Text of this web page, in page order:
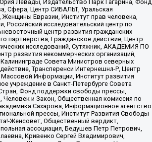
Левады, Издательство Парк Гагарина, Фонд
Сфера, Центр СИБАЛЬТ, Уральская
Женщины Евразии, Институт прав человека,
Российский исследовательский центр по
центр развития гражданских
партнерства, Гражданское действие, Центр
исследований, Сутяжник, АКАДЕМИЯ ПО
развития некоммерческих организаций,
Совета Министров северных
Трансперенси Интернешнл-Р, Центр
Информации, Институт развития
учреждение в Санкт-Петербурге Совета
Фонд поддержки свободы прессы,
Человек и Закон, Общественная комиссия по
Сахарова, Информационное агентство
прессы, Институт Развития Свободы
Женсовет, Общественный вердикт,
ассоциация, Бедушев Петр Петрович,
Кривенко Сергей Владимирович,